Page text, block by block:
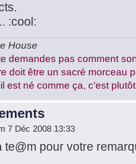
:cool:
House
demandes pas comment
doit être un sacré morceau
est né comme ça, c’est
7 Déc 2008 13:33
te@m pour votre